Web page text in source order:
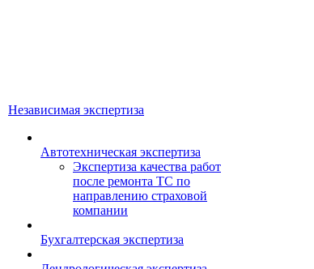
Независимая экспертиза
Автотехническая экспертиза
Экспертиза качества работ
после ремонта ТС по
направлению страховой
компании
Бухгалтерская экспертиза